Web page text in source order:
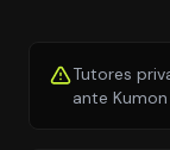
Tutores
ante